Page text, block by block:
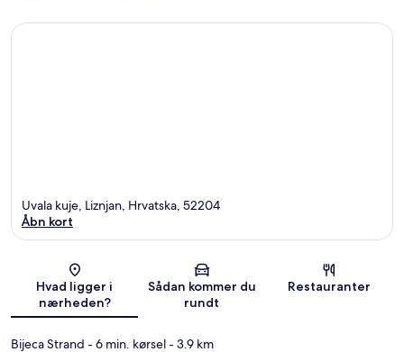
Kort
Uvala kuje, Liznjan, Hrvatska, 52204
Åbn kort
Hvad ligger i
nærheden?
Sådan kommer du
rundt
Restauranter
Bijeca Strand - 6 min. kørsel- 3.9 km